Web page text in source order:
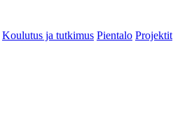
Koulutus ja tutkimus Pientalo Projektit